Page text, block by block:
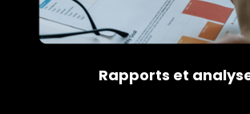
Rapports et